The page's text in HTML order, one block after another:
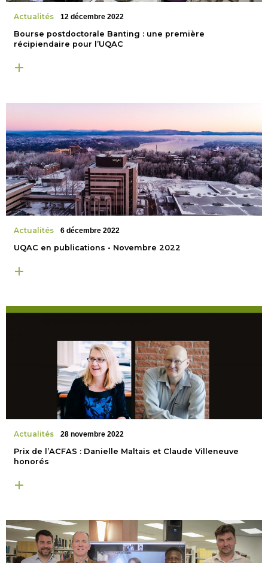
Actualités 12 décembre 2022
Bourse postdoctorale Banting : une première
récipiendaire pour l’UQAC
Actualités 6 décembre 2022
UQAC en publications • Novembre 2022
Actualités 28 novembre 2022
Prix de l’ACFAS : Danielle Maltais et Claude Villeneuve
honorés